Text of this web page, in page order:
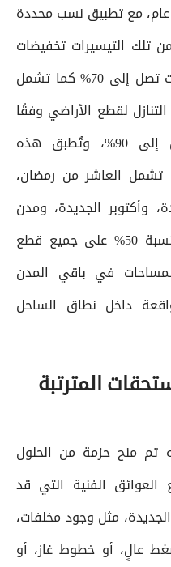
عام، مع تطبيق نسب محددة
تلك التيسيرات تخفيضات
على مصاريف التنازل عن الوحدات تصل إلى 70% كما تشمل
لقطع الأراضي وفقًا
للمساحة بنسبة تخفيض تصل إلى 90%، وتُطبق هذه
تشمل العاشر من رمضان،
وأكتوبر الجديدة، ومدن
الصعيد، بينما يسري تخفيض بنسبة 50% على جميع قطع
في باقي المدن
داخل نطاق الساحل
المترتبة
تم منح حزمة من الحلول
العوائق الفنية التي قد
مثل وجود مخلفات،
عالٍ، أو خطوط غاز، أو